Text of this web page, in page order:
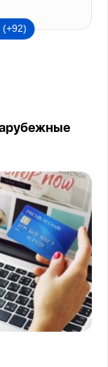
(+92)